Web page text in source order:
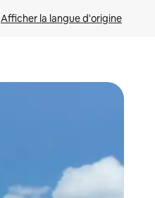
Afficher la langue d'origine